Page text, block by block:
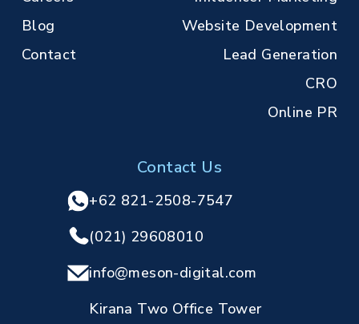
Blog
Contact
Website Development
Lead Generation
CRO
Online PR
Contact Us
+62 821-2508-7547
(021) 29608010
info@meson-digital.com
Kirana Two Office Tower